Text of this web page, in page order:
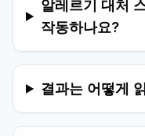
알레르기 대처
작동하나요?
결과는 어떻게